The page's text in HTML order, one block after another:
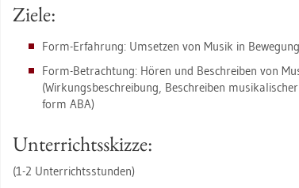
Ziele:
Form-Er­fah­rung: Um­set­zen von Musik in
Form-Be­trach­tung: Hören und Be­schrei­ben von
(Wir­kungs­be­schrei­bung, Be­schrei­ben
form ABA)
Un­ter­richts­skiz­ze:
(1-2 Un­ter­richts­stun­den)